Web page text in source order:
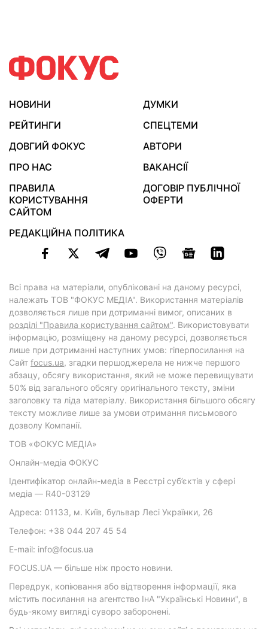
НОВИНИ
ДУМКИ
РЕЙТИНГИ
СПЕЦТЕМИ
ДОВГИЙ ФОКУС
АВТОРИ
ПРО НАС
ВАКАНСІЇ
ПРАВИЛА
КОРИСТУВАННЯ
САЙТОМ
ДОГОВІР ПУБЛІЧНОЇ
ОФЕРТИ
РЕДАКЦІЙНА ПОЛІТИКА
Всі права на матеріали, опубліковані на даному ресурсі,
належать ТОВ "ФОКУС МЕДІА". Використання матеріалів
дозволяється лише при дотриманні вимог, описаних в
розділі "Правила користування сайтом". Використовувати
інформацію, розміщену на даному ресурсі, дозволяється
лише при дотриманні наступних умов: гіперпосилання на
Cайт focus.ua, згадки першоджерела не нижче першого
абзацу, обсягу використання, який не може перевищувати
50% від загального обсягу оригінального тексту, зміни
заголовку та ліда матеріалу. Використання більшого обсягу
тексту можливе лише за умови отримання письмового
дозволу Компанії.
ТОВ «ФОКУС МЕДІА»
Онлайн-медіа ФОКУС
Ідентифікатор онлайн-медіа в Реєстрі суб’єктів у сфері
медіа — R40-03129
Адреса: 01133, м. Київ, бульвар Лесі Українки, 26
Телефон: +38 044 207 45 54
E-mail: info@focus.ua
FOCUS.UA — більше ніж просто новини.
Передрук, копіювання або відтворення інформації, яка
містить посилання на агентство ІнА "Українські Новини", в
будь-якому вигляді суворо заборонені.